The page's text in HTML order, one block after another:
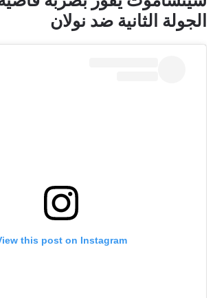
الجولة الثانية ضد نولان
this post on Instagram